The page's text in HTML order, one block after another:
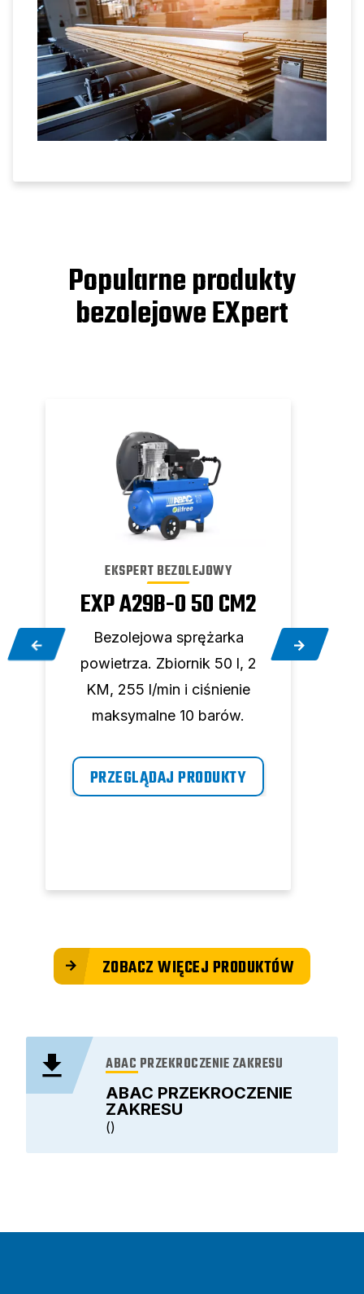
Popularne produkty
bezolejowe EXpert
EKSPERT BEZOLEJOWY
EXP A29B-0 50 CM2
Bezolejowa sprężarka
powietrza. Zbiornik 50 l, 2
KM, 255 l/min i ciśnienie
maksymalne 10 barów.
PRZEGLĄDAJ PRODUKTY
ZOBACZ WIĘCEJ PRODUKTÓW
ABAC PRZEKROCZENIE
ZAKRESU
ABAC PRZEKROCZENIE ZAKRESU